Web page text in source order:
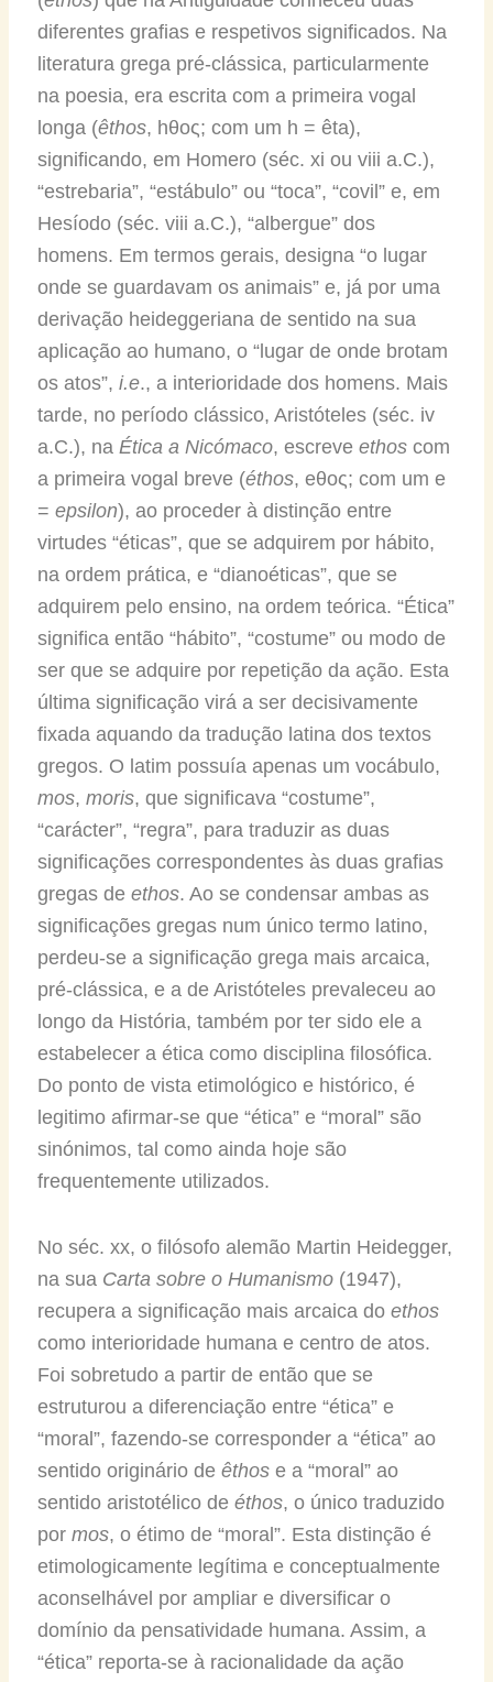
diferentes grafias e respetivos significados. Na
literatura grega pré-clássica, particularmente
na poesia, era escrita com a primeira vogal
longa (êthos, hθoς; com um h = êta),
significando, em Homero (séc. xi ou viii a.C.),
“estrebaria”, “estábulo” ou “toca”, “covil” e, em
Hesíodo (séc. viii a.C.), “albergue” dos
homens. Em termos gerais, designa “o lugar
onde se guardavam os animais” e, já por uma
derivação heideggeriana de sentido na sua
aplicação ao humano, o “lugar de onde brotam
os atos”, i.e., a interioridade dos homens. Mais
tarde, no período clássico, Aristóteles (séc. iv
a.C.), na Ética a Nicómaco, escreve ethoscom
a primeira vogal breve (éthos, eθoς; com um e
= epsilon), ao proceder à distinção entre
virtudes “éticas”, que se adquirem por hábito,
na ordem prática, e “dianoéticas”, que se
adquirem pelo ensino, na ordem teórica. “Ética”
significa então “hábito”, “costume” ou modo de
ser que se adquire por repetição da ação. Esta
última significação virá a ser decisivamente
fixada aquando da tradução latina dos textos
gregos. O latim possuía apenas um vocábulo,
mos, moris, que significava “costume”,
“carácter”, “regra”, para traduzir as duas
significações correspondentes às duas grafias
gregas de ethos. Ao se condensar ambas as
significações gregas num único termo latino,
perdeu-se a significação grega mais arcaica,
pré-clássica, e a de Aristóteles prevaleceu ao
longo da História, também por ter sido ele a
estabelecer a ética como disciplina filosófica.
Do ponto de vista etimológico e histórico, é
legitimo afirmar-se que “ética” e “moral” são
sinónimos, tal como ainda hoje são
frequentemente utilizados.
No séc. xx, o filósofo alemão Martin Heidegger,
na sua Carta sobre o Humanismo(1947),
recupera a significação mais arcaica do ethos
como interioridade humana e centro de atos.
Foi sobretudo a partir de então que se
estruturou a diferenciação entre “ética” e
“moral”, fazendo-se corresponder a “ética” ao
sentido originário de êthose a “moral” ao
sentido aristotélico de éthos, o único traduzido
por mos, o étimo de “moral”. Esta distinção é
etimologicamente legítima e conceptualmente
aconselhável por ampliar e diversificar o
domínio da pensatividade humana. Assim, a
“ética” reporta-se à racionalidade da ação